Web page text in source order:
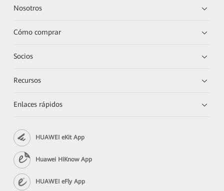
Nosotros
Cómo comprar
Socios
Recursos
Enlaces rápidos
HUAWEI eKit App
Huawei HiKnow App
HUAWEI eFly App